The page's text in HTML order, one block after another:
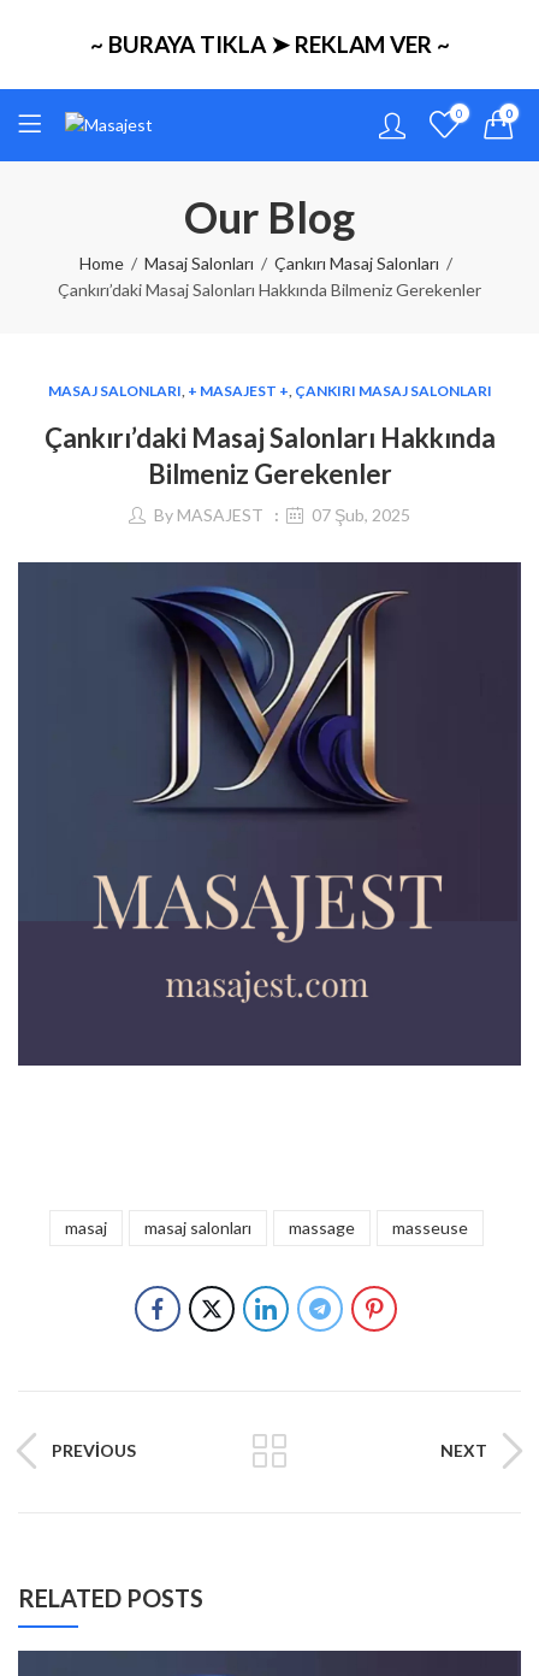
~ BURAYA TIKLA ➤ REKLAM VER ~
0 0
Our Blog
Home Masaj Salonları
Çankırı Masaj Salonları
Çankırı’daki Masaj Salonları Hakkında Bilmeniz Gerekenler
MASAJ SALONLARI, + MASAJEST +, ÇANKIRI MASAJ SALONLARI
Çankırı’daki Masaj Salonları Hakkında
Bilmeniz Gerekenler
By MASAJEST 07 Şub, 2025
masaj masaj salonları massage masseuse
PREVIOUS NEXT
RELATED POSTS